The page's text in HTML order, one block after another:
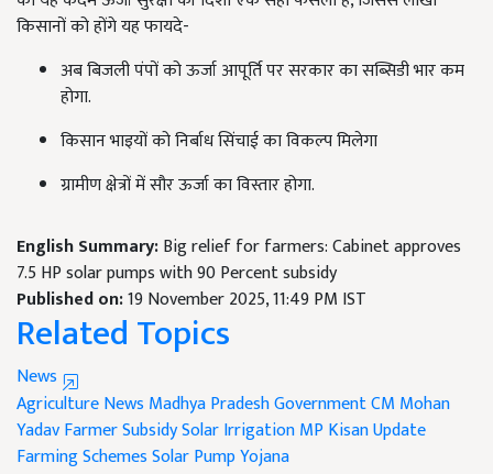
किसानों को होंगे यह फायदे-
अब बिजली पंपों को ऊर्जा आपूर्ति पर सरकार का सब्सिडी भार कम
होगा.
किसान भाइयों को निर्बाध सिंचाई का विकल्प मिलेगा
ग्रामीण क्षेत्रों में सौर ऊर्जा का विस्तार होगा.
English Summary:Big relief for farmers: Cabinet approves
7.5 HP solar pumps with 90 Percent subsidy
Published on:19 November 2025, 11:49 PM IST
Related Topics
News
Agriculture News Madhya Pradesh GovernmentCM Mohan
YadavFarmer SubsidySolar IrrigationMP Kisan Update
Farming SchemesSolar Pump Yojana